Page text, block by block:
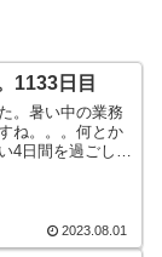
1133日目
。暑い中の業務
ね。。。何とか
4日間を過ごして
2023.08.01